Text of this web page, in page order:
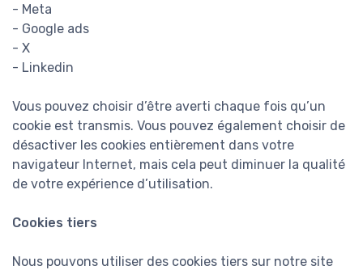
- Meta
- Google ads
- X
- Linkedin
Vous pouvez choisir d’être averti chaque fois qu’un
cookie est transmis. Vous pouvez également choisir de
désactiver les cookies entièrement dans votre
navigateur Internet, mais cela peut diminuer la qualité
de votre expérience d’utilisation.
Cookies tiers
Nous pouvons utiliser des cookies tiers sur notre site